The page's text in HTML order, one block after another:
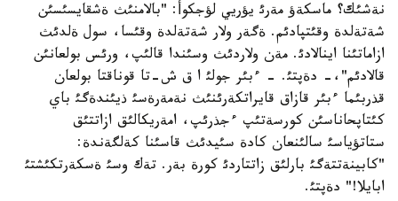
نةشئك؟ ماسكةؤ مةرئ يؤريي لؤجكوأ: "بالامنئث ةشقايسئسئن
شةتةلدة وقئتپادئم. ةگةر ولار شةتةلدة وقئسا، سول ةلدئث
ازاماتئنا اينالادئ. مةن ولاردئث وسئندا قالئپ، ورئس بولعانئن
قالادئم"،- دةپتئ. - ءبئر جولئ ا ق ش-تا قوناقتا بولعان
قذربئما ءبئر قازاق قايراتكةرئنئث نةمةرةسئ ذيئندةگئ باي
كئتاپحاناسئن كورسةتئپ ءجذرئپ، امةريكالئق ازاتتئق
ستاتؤياسئ سالئنعان كادة سئيدئث قاسئنا كةلگةندة:
"كابينةتتةگئ بارلئق زاتتاردئ كورة بةر. تةك وسئ ةسكةرتكئشتئ
ابايلا!" دةپتئ.